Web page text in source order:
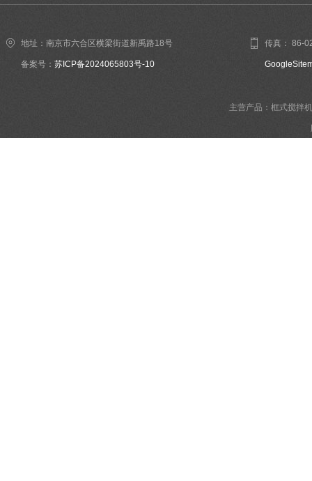
地址：南京市六合区横梁街道新禹路18号
备案号： 苏ICP备2024065803号-10
传真： 86-
主营产品：框式搅拌